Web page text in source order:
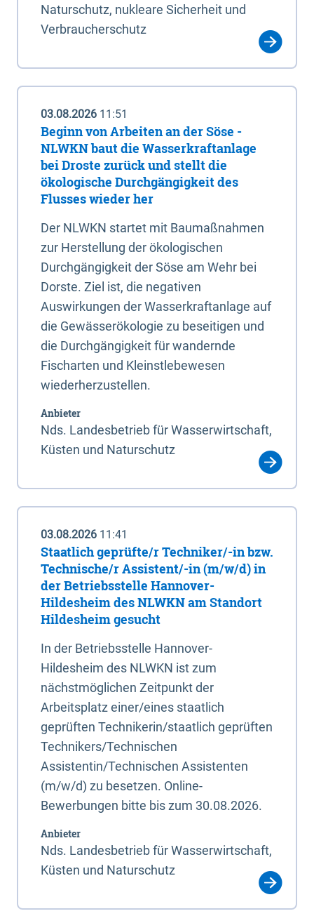
Naturschutz, nukleare Sicherheit und
Verbraucherschutz
03.08.2026 11:51
Beginn von Arbeiten an der Söse -
NLWKN baut die Wasserkraftanlage
bei Droste zurück und stellt die
ökologische Durchgängigkeit des
Flusses wieder her
Der NLWKN startet mit Baumaßnahmen
zur Herstellung der ökologischen
Durchgängigkeit der Söse am Wehr bei
Dorste. Ziel ist, die negativen
Auswirkungen der Wasserkraftanlage auf
die Gewässerökologie zu beseitigen und
die Durchgängigkeit für wandernde
Fischarten und Kleinstlebewesen
wiederherzustellen.
Anbieter
Nds. Landesbetrieb für Wasserwirtschaft,
Küsten und Naturschutz
03.08.2026 11:41
Staatlich geprüfte/r Techniker/-in bzw.
Technische/r Assistent/-in (m/w/d) in
der Betriebsstelle Hannover-
Hildesheim des NLWKN am Standort
Hildesheim gesucht
In der Betriebsstelle Hannover-
Hildesheim des NLWKN ist zum
nächstmöglichen Zeitpunkt der
Arbeitsplatz einer/eines staatlich
geprüften Technikerin/staatlich geprüften
Technikers/Technischen
Assistentin/Technischen Assistenten
(m/w/d) zu besetzen. Online-
Bewerbungen bitte bis zum 30.08.2026.
Anbieter
Nds. Landesbetrieb für Wasserwirtschaft,
Küsten und Naturschutz